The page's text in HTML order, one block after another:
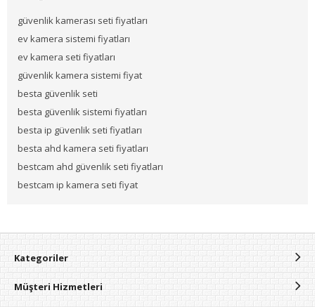
güvenlik kamerası seti fiyatları
ev kamera sistemi fiyatları
ev kamera seti fiyatları
güvenlik kamera sistemi fiyat
besta güvenlik seti
besta güvenlik sistemi fiyatları
besta ip güvenlik seti fiyatları
besta ahd kamera seti fiyatları
bestcam ahd güvenlik seti fiyatları
bestcam ip kamera seti fiyat
Kategoriler
Müşteri Hizmetleri